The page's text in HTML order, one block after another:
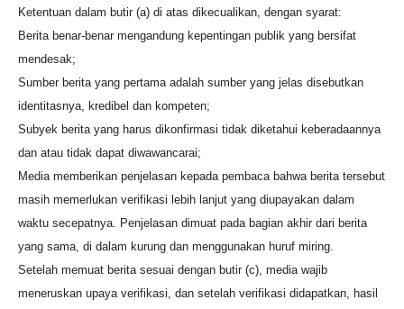
Ketentuan dalam butir (a) di atas dikecualikan, dengan syarat:
Berita benar-benar mengandung kepentingan publik yang bersifat
mendesak;
Sumber berita yang pertama adalah sumber yang jelas disebutkan
identitasnya, kredibel dan kompeten;
Subyek berita yang harus dikonfirmasi tidak diketahui keberadaannya
dan atau tidak dapat diwawancarai;
Media memberikan penjelasan kepada pembaca bahwa berita tersebut
masih memerlukan verifikasi lebih lanjut yang diupayakan dalam
waktu secepatnya. Penjelasan dimuat pada bagian akhir dari berita
yang sama, di dalam kurung dan menggunakan huruf miring.
Setelah memuat berita sesuai dengan butir (c), media wajib
meneruskan upaya verifikasi, dan setelah verifikasi didapatkan, hasil